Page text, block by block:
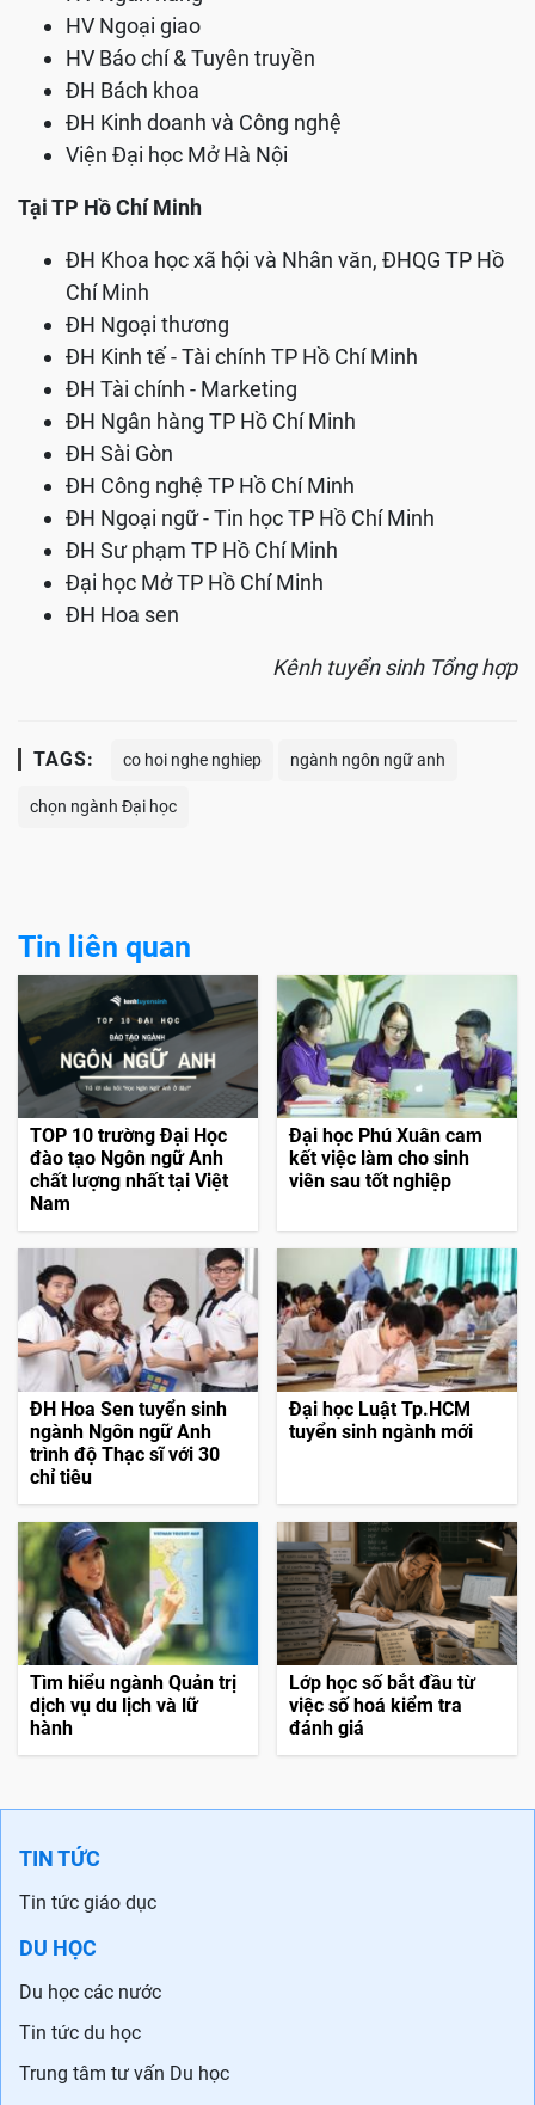
HV Ngoại giao
HV Báo chí & Tuyên truyền
ĐH Bách khoa
ĐH Kinh doanh và Công nghệ
Viện Đại học Mở Hà Nội
Tại TP Hồ Chí Minh
ĐH Khoa học xã hội và Nhân văn, ĐHQG TP Hồ
Chí Minh
ĐH Ngoại thương
ĐH Kinh tế - Tài chính TP Hồ Chí Minh
ĐH Tài chính - Marketing
ĐH Ngân hàng TP Hồ Chí Minh
ĐH Sài Gòn
ĐH Công nghệ TP Hồ Chí Minh
ĐH Ngoại ngữ - Tin học TP Hồ Chí Minh
ĐH Sư phạm TP Hồ Chí Minh
Đại học Mở TP Hồ Chí Minh
ĐH Hoa sen
Kênh tuyển sinh Tổng hợp
TAGS: co hoi nghe nghiep ngành ngôn ngữ anh
chọn ngành Đại học
Tin liên quan
TOP 10 trường Đại Học
đào tạo Ngôn ngữ Anh
chất lượng nhất tại Việt
Nam
Đại học Phú Xuân cam
kết việc làm cho sinh
viên sau tốt nghiệp
ĐH Hoa Sen tuyển sinh
ngành Ngôn ngữ Anh
trình độ Thạc sĩ với 30
chỉ tiêu
Đại học Luật Tp.HCM
tuyển sinh ngành mới
Tìm hiểu ngành Quản trị
dịch vụ du lịch và lữ
hành
Lớp học số bắt đầu từ
việc số hoá kiểm tra
đánh giá
TIN TỨC
Tin tức giáo dục
DU HỌC
Du học các nước
Tin tức du học
Trung tâm tư vấn Du học